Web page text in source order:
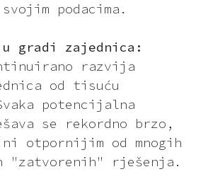
podacima.
gradi zajednica:
razvija
od tisuću
potencijalna
se rekordno brzo,
otpornijim od mnogih
"zatvorenih" rješenja.